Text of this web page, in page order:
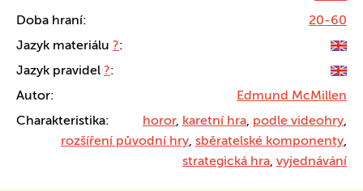
Doba hraní:
20-60
Jazyk materiálu ?:
Jazyk pravidel ?:
Autor:
Edmund McMillen
Charakteristika:
horor, karetní hra, podle videohry,
rozšíření původní hry, sběratelské komponenty,
strategická hra, vyjednávání